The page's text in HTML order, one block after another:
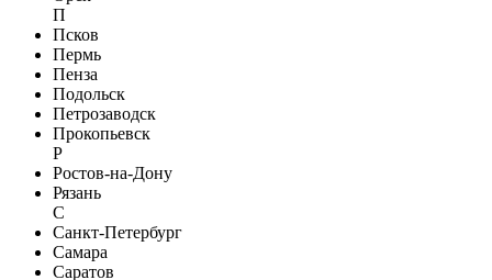
П
Псков
Пермь
Пенза
Подольск
Петрозаводск
Прокопьевск
Р
Ростов-на-Дону
Рязань
С
Санкт-Петербург
Самара
Саратов